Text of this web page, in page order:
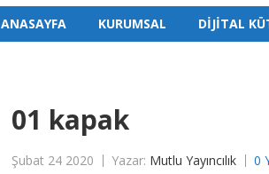
ANASAYFA KURUMSAL DİJİTAL
01 kapak
Şubat 24 2020 Yazar: Mutlu Yayıncılık 0